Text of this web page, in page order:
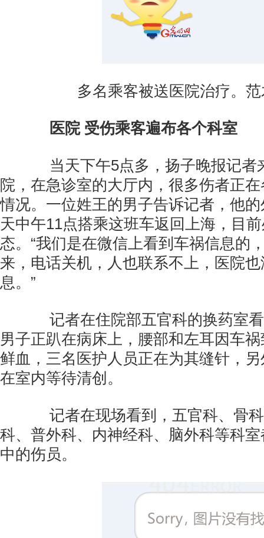
多名乘客被送医院治疗。
医院 受伤乘客遍布各个科室
当天下午5点多，扬子晚报记者
院，在急诊室的大厅内，很多伤者正
情况。一位姓王的男子告诉记者，他
天中午11点搭乘这班车返回上海，目
态。“我们是在微信上看到车祸信息的
来，电话关机，人也联系不上，医院
息。”
记者在住院部五官科的换药室看
男子正趴在病床上，腰部和左耳因车
鲜血，三名医护人员正在为其缝针，
在室内等待清创。
记者在现场看到，五官科、骨科
科、普外科、内神经科、脑外科等科
中的伤员。